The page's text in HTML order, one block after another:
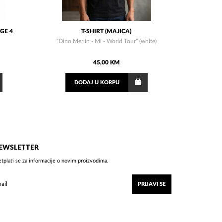
4
T-SHIRT (MAJICA)
“Dino Merlin - Mi - World Tour” (white)
45,00 KM
DODAJU KORPU
se za informacije o novim proizvodima.
PRIJAVI SE